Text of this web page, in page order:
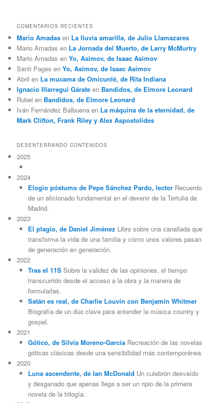
COMENTARIOS RECIENTES
Mario Amadas en La lluvia amarilla, de Julio Llamazares
Mario Amadas en La Jornada del Muerto, de Larry McMurtry
Mario Amadas enYo, Asimov, de Isaac Asimov
Santi Pages enYo, Asimov, de Isaac Asimov
Abril en La mucama de Omicunlé, de Rita Indiana
Ignacio Illarregui Gárate en Bandidos, de Elmore Leonard
Rubel en Bandidos, de Elmore Leonard
Iván Fernández Balbuena en La máquina de la eternidad, de
Mark Clifton, Frank Riley y Alex Aspostolides
DESENTERRANDO CONTENIDOS
2025
2024
Elogio póstumo de Pepe Sánchez Pardo, lectorRecuerdo
de un aficionado fundamental en el devenir de la Tertulia de
Madrid.
2023
El plagio, de Daniel Jiménez Libro sobre una canallada que
transforma la vida de una familia y cómo unos valores pasan
de generación en generación.
2022
Tras el 11SSobre la validez de las opiniones, el tiempo
transcurrido desde el acceso a la obra y la manera de
formularlas.
Satán es real, de Charlie Louvin con Benjamin Whitmer
Biografía de un dúo clave para entender la música country y
gospel.
2021
Gótico, de Silvia Moreno-GarcíaRecreación de las novelas
góticas clásicas desde una sensibilidad más contemporánea.
2020
Luna ascendente, de Ian McDonald Un culebrón desvaído
y desganado que apenas llega a ser un ripio de la primera
novela de la trilogía.